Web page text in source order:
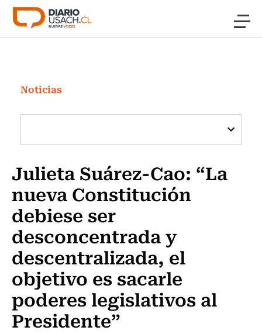
Click acá para ir directamente al contenido
Investigación
Cultura
Programas Radio y TV Usach
Noticias
Julieta Suárez-Cao: “La
nueva Constitución
debiese ser
desconcentrada y
descentralizada, el
objetivo es sacarle
poderes legislativos al
Presidente”